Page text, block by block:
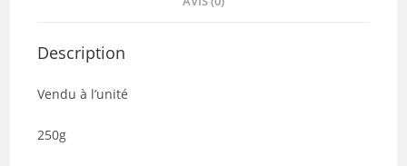
Description
Vendu à l’unité
250g